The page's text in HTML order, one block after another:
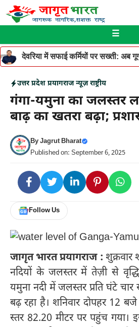
Skip
to
☰
देवरिया में सफाई कर्मियों पर सख्ती: अब
उत्तर प्रदेश प्रयागराज न्यूज़ राष्ट्रीय
गंगा-यमुना का जलस्तर
बाढ़ का खतरा बढ़ा;
ByJagrut Bharat
Published on: September 6, 2025
Follow Us
जागृत भारत प्रयागराज :
नदियों के जलस्तर में तेज़ी से
यमुना नदी में जलस्तर प्रति घंटे चार
बढ़ रहा है। शनिवार दोपहर 12
स्तर 82.20 मीटर पर पहुंच गया।